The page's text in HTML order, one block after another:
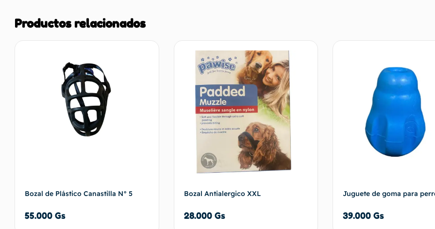
Productos relacionados
Bozal de Plástico Canastilla N° 5
55.000 Gs
Bozal Antialergico XXL
28.000 Gs
Juguete de goma para
39.000 Gs